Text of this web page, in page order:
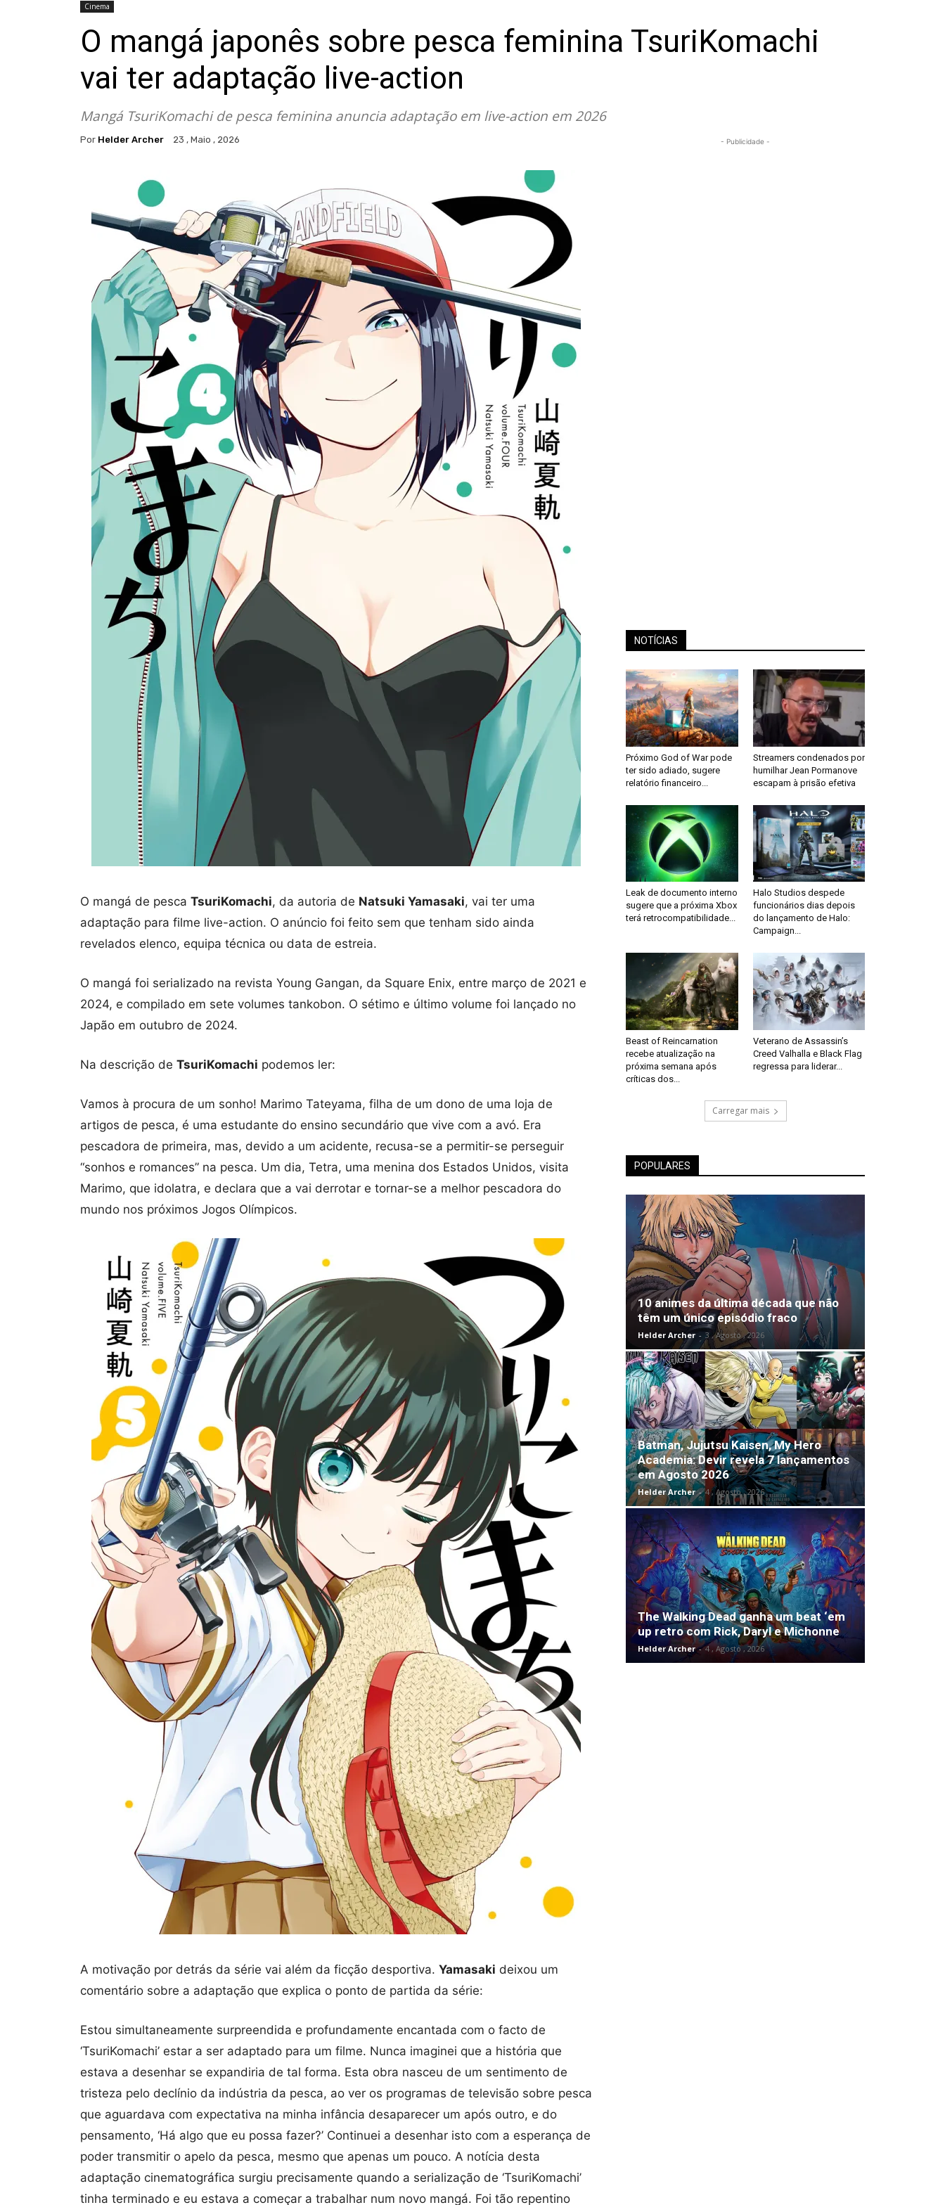
Cinema
O mangá japonês sobre pesca feminina TsuriKomachi
vai ter adaptação live-action
Mangá TsuriKomachi de pesca feminina anuncia adaptação em live-action em 2026
Por Helder Archer 23 , Maio , 2026
O mangá de pesca TsuriKomachi, da autoria de Natsuki Yamasaki, vai ter uma
adaptação para filme live-action. O anúncio foi feito sem que tenham sido ainda
revelados elenco, equipa técnica ou data de estreia.
O mangá foi serializado na revista Young Gangan, da Square Enix, entre março de 2021 e
2024, e compilado em sete volumes tankobon. O sétimo e último volume foi lançado no
Japão em outubro de 2024.
Na descrição de TsuriKomachi podemos ler:
Vamos à procura de um sonho! Marimo Tateyama, filha de um dono de uma loja de
artigos de pesca, é uma estudante do ensino secundário que vive com a avó. Era
pescadora de primeira, mas, devido a um acidente, recusa-se a permitir-se perseguir
“sonhos e romances” na pesca. Um dia, Tetra, uma menina dos Estados Unidos, visita
Marimo, que idolatra, e declara que a vai derrotar e tornar-se a melhor pescadora do
mundo nos próximos Jogos Olímpicos.
A motivação por detrás da série vai além da ficção desportiva. Yamasaki deixou um
comentário sobre a adaptação que explica o ponto de partida da série:
Estou simultaneamente surpreendida e profundamente encantada com o facto de
‘TsuriKomachi’ estar a ser adaptado para um filme. Nunca imaginei que a história que
estava a desenhar se expandiria de tal forma. Esta obra nasceu de um sentimento de
tristeza pelo declínio da indústria da pesca, ao ver os programas de televisão sobre pesca
que aguardava com expectativa na minha infância desaparecer um após outro, e do
pensamento, ‘Há algo que eu possa fazer?’ Continuei a desenhar isto com a esperança de
poder transmitir o apelo da pesca, mesmo que apenas um pouco. A notícia desta
adaptação cinematográfica surgiu precisamente quando a serialização de ‘TsuriKomachi’
tinha terminado e eu estava a começar a trabalhar num novo mangá. Foi tão repentino
- Publicidade -
NOTÍCIAS
Próximo God of War pode
ter sido adiado, sugere
relatório financeiro...
Streamers condenados por
humilhar Jean Pormanove
escapam à prisão efetiva
Leak de documento interno
sugere que a próxima Xbox
terá retrocompatibilidade...
Halo Studios despede
funcionários dias depois
do lançamento de Halo:
Campaign...
Beast of Reincarnation
recebe atualização na
próxima semana após
críticas dos...
Veterano de Assassin’s
Creed Valhalla e Black Flag
regressa para liderar...
Carregar mais
POPULARES
10 animes da última década que não
têm um único episódio fraco
Helder Archer - 3 , Agosto , 2026
Batman, Jujutsu Kaisen, My Hero
Academia: Devir revela 7 lançamentos
em Agosto 2026
Helder Archer - 4 , Agosto , 2026
The Walking Dead ganha um beat ‘em
up retro com Rick, Daryl e Michonne
Helder Archer - 4 , Agosto , 2026